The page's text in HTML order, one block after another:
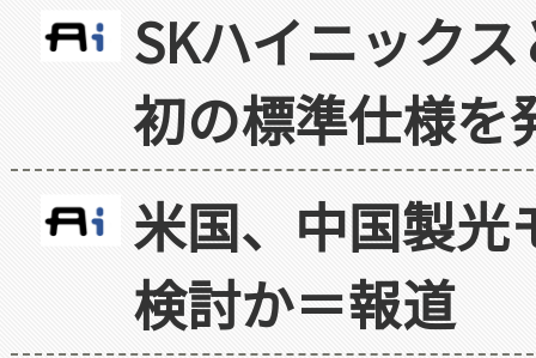
SKハイニック
初の標準仕様を
米国、中国製光
検討か＝報道